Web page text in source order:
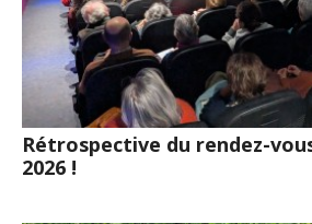
Rétrospective du rendez-
2026 !